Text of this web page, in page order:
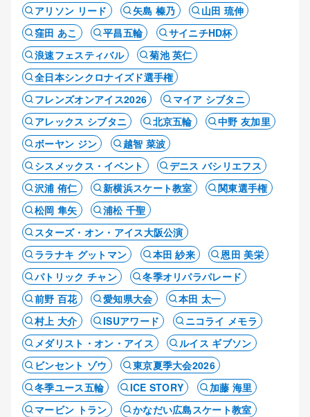
アリソン リード 矢島 榛乃
山田 琉伸
窪田 あこ
平昌五輪
サイニチHD杯
浪速フェスティバル
菊池 英仁
全日本シンクロナイズド選手権
フレンズオンアイス2026
マイア シブタニ
アレックス シブタニ
北京五輪
中野 友加里
ボーヤン ジン
越智 菜波
シスメックス・イベント
デニス バシリエフス
沢浦 侑仁
新横浜スケート教室
関東選手権
松岡 隼矢
浦松 千聖
スターズ・オン・アイス大阪公演
ララナキ グットマン
本田 紗来
恩田 美栄
パトリック チャン
冬季オリパラパレード
前野 百花
愛知県大会
本田 太一
村上 大介
ISUアワード
ニコライ メモラ
メダリスト・オン・アイス
ルイス ギブソン
ビンセント ゾウ
東京夏季大会2026
冬季ユース五輪
ICE STORY
加藤 海里
マービン トラン
かなだい広島スケート教室